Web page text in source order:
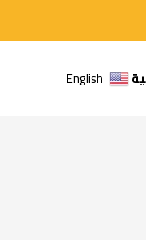
English البحث